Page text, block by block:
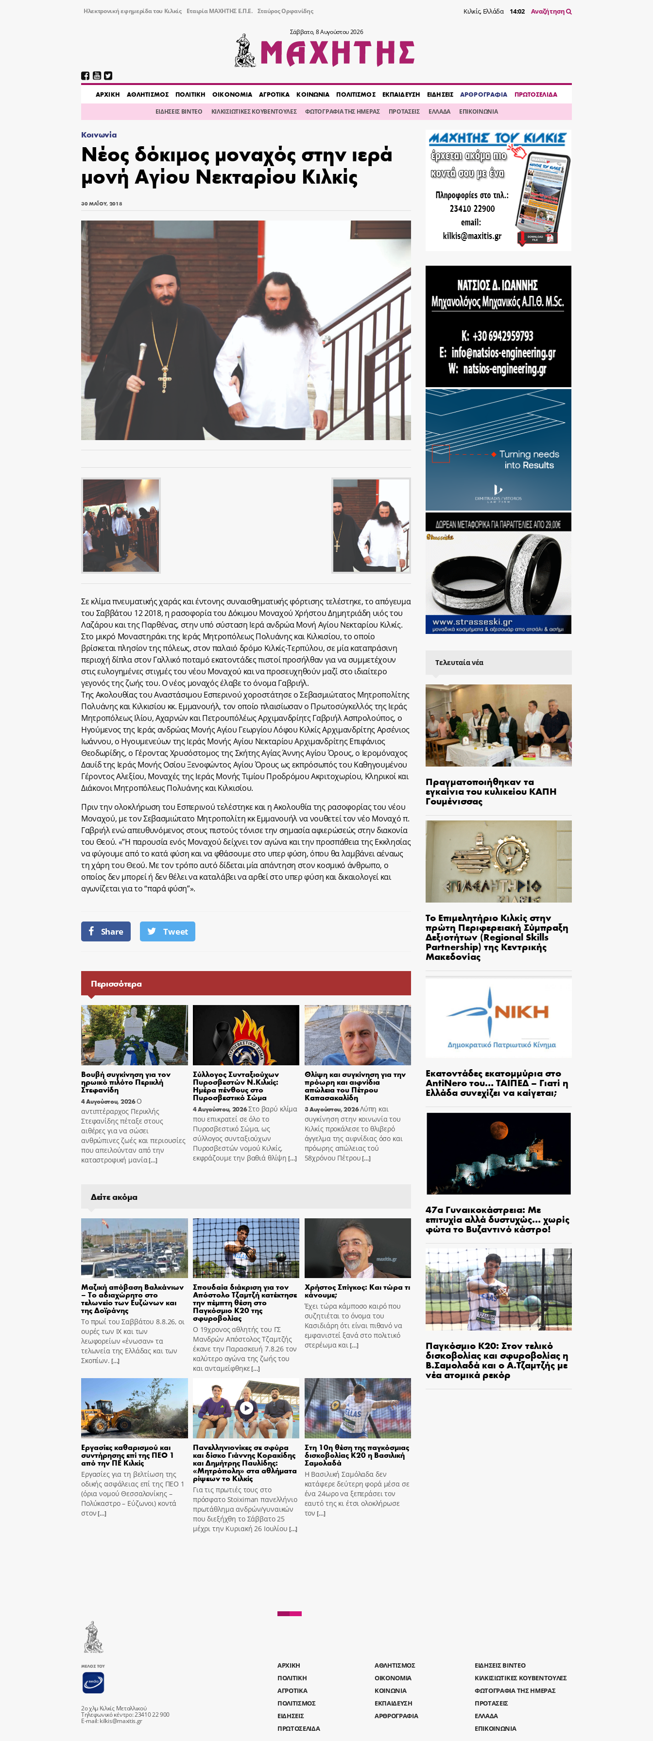
Ηλεκτρονική εφημερίδα του Κιλκίς Εταιρία ΜΑΧΗΤΗΣ Ε.Π.Ε. Σταύρος Ορφανίδης Κιλκίς, Ελλάδα 14:02 Αναζήτηση
Σάββατο, 8 Αυγούστου 2026
AΡΧΙΚΗ ΑΘΛΗΤΙΣΜΟΣ ΠΟΛΙΤΙΚΗ ΟΙΚΟΝΟΜΙΑ ΑΓΡΟΤΙΚΑ ΚΟΙΝΩΝΙΑ ΠΟΛΙΤΙΣΜΟΣ ΕΚΠΑΙΔΕΥΣΗ ΕΙΔΗΣΕΙΣ ΑΡΘΡΟΓΡΑΦΙΑ ΠΡΩΤΟΣΕΛΙΔΑ
ΕΙΔΗΣΕΙΣ ΒΙΝΤΕΟ ΚΙΛΚΙΣΙΩΤΙΚΕΣ ΚΟΥΒΕΝΤΟΥΛΕΣ ΦΩΤΟΓΡΑΦΙΑ ΤΗΣ ΗΜΕΡΑΣ ΠΡΟΤΑΣΕΙΣ ΕΛΛΑΔΑ ΕΠΙΚΟΙΝΩΝΙΑ
Κοινωνία
Νέος δόκιμος μοναχός στην ιερά
μονή Αγίου Νεκταρίου Κιλκίς
30 ΜΑΪ́ΟΥ, 2018
Σε κλίμα πνευματικής χαράς και έντονης συναισθηματικής φόρτισης τελέστηκε, το απόγευμα
του Σαββάτου 12 2018, η ρασοφορία του Δόκιμου Μοναχού Χρήστου Δημητριάδη υιός του
Λαζάρου και της Παρθένας, στην υπό σύσταση Ιερά ανδρώα Μονή Αγίου Νεκταρίου Κιλκίς.
Στο μικρό Μοναστηράκι της Ιεράς Μητροπόλεως Πολυάνης και Κιλκισίου, το οποίο
βρίσκεται πλησίον της πόλεως, στον παλαιό δρόμο Κιλκίς-Τερπύλου, σε μία καταπράσινη
περιοχή δίπλα στον Γαλλικό ποταμό εκατοντάδες πιστοί προσήλθαν για να συμμετέχουν
στις ευλογημένες στιγμές του νέου Μοναχού και να προσευχηθούν μαζί στο ιδιαίτερο
γεγονός της ζωής του. Ο νέος μοναχός έλαβε το όνομα Γαβριήλ.
Της Ακολουθίας του Αναστάσιμου Εσπερινού χοροστάτησε ο Σεβασμιώτατος Μητροπολίτης
Πολυάνης και Κιλκισίου κκ. Εμμανουήλ, τον οποίο πλαισίωσαν ο Πρωτοσύγκελλός της Ιεράς
Μητροπόλεως Ιλίου, Αχαρνών και Πετρουπόλέως Αρχιμανδρίητς Γαβριήλ Ασπρολούπος, ο
Ηγούμενος της Ιεράς ανδρώας Μονής Αγίου Γεωργίου Λόφου Κιλκίς Αρχιμανδρίτης Αρσένιος
Ιωάννου, ο Ηγουμενεύων της Ιεράς Μονής Αγίου Νεκταρίου Αρχιμανδρίτης Επιφάνιος
Θεοδωρίδης, ο Γέροντας Χρυσόστομος της Σκήτης Αγίας Άννης Αγίου Όρους, ο Ιερομόναχος
Δαυίδ της Ιεράς Μονής Οσίου Ξενοφώντος Αγίου Όρους ως εκπρόσωπός του Καθηγουμένου
Γέροντος Αλεξίου, Μοναχές της Ιεράς Μονής Τιμίου Προδρόμου Ακριτοχωρίου, Κληρικοί και
Διάκονοι Μητροπόλεως Πολυάνης και Κιλκισίου.
Πριν την ολοκλήρωση του Εσπερινού τελέστηκε και η Ακολουθία της ρασοφορίας του νέου
Μοναχού, με τον Σεβασμιώτατο Μητροπολίτη κκ Εμμανουήλ να νουθετεί τον νέο Μοναχό π.
Γαβριήλ ενώ απευθυνόμενος στους πιστούς τόνισε την σημασία αφιερώσεώς στην διακονία
του Θεού. «”Η παρουσία ενός Μοναχού δείχνει τον αγώνα και την προσπάθεια της Εκκλησίας
να φύγουμε από το κατά φύση και να φθάσουμε στο υπερ φύση, όπου θα λαμβάνει αέναως
τη χάρη του Θεού. Με τον τρόπο αυτό δίδεται μία απάντηση στον κοσμικό άνθρωπο, ο
οποίος δεν μπορεί ή δεν θέλει να καταλάβει να αρθεί στο υπερ φύση και δικαιολογεί και
αγωνίζεται για το “παρά φύση”».
Share Tweet
Περισσότερα
Βουβή συγκίνηση για τον
ηρωικό πιλότο Περικλή
Στεφανίδη
4 Αυγούστου, 2026Ο
αντιπτέραρχος Περικλής
Στεφανίδης πέταξε στους
αιθέρες για να σώσει
ανθρώπινες ζωές και περιουσίες
που απειλούνταν από την
καταστροφική μανία[…]
Σύλλογος Συνταξιούχων
Πυροσβεστών Ν.Κιλκίς:
Ημέρα πένθους στο
Πυροσβεστικό Σώμα
4 Αυγούστου, 2026Στο βαρύ κλίμα
που επικρατεί σε όλο το
Πυροσβεστικό Σώμα, ως
σύλλογος συνταξιούχων
Πυροσβεστών νομού Κιλκίς,
εκφράζουμε την βαθιά θλίψη […]
Θλίψη και συγκίνηση για την
πρόωρη και αιφνίδια
απώλεια του Πέτρου
Καπασακαλίδη
3 Αυγούστου, 2026Λύπη και
συγκίνηση στην κοινωνία του
Κιλκίς προκάλεσε το θλιβερό
άγγελμα της αιφνίδιας όσο και
πρόωρης απώλειας τού
58χρόνου Πέτρου[…]
Δείτε ακόμα
Μαζική απόβαση Βαλκάνιων
– Το αδιαχώρητο στο
τελωνείο των Ευζώνων και
της Δοϊράνης
Το πρωί του Σαββάτου 8.8.26, οι
ουρές των ΙΧ και των
λεωφορείων «ένωσαν» τα
τελωνεία της Ελλάδας και των
Σκοπίων. […]
Σπουδαία διάκριση για τον
Απόστολο Τζαμτζή κατέκτησε
την πέμπτη θέση στο
Παγκόσμιο Κ20 της
σφυροβολίας
Ο 19χρονος αθλητής του ΓΣ
Μανδρών Απόστολος Τζαμτζής
έκανε την Παρασκευή 7.8.26 τον
καλύτερο αγώνα της ζωής του
και ανταμείφθηκε[…]
Χρήστος Σπίγκος: Και τώρα τι
κάνουμε;
Έχει τώρα κάμποσο καιρό που
συζητιέται το όνομα του
Κασιδιάρη ότι είναι πιθανό να
εμφανιστεί ξανά στο πολιτικό
στερέωμα και[…]
Εργασίες καθαρισμού και
συντήρησης επί της ΠΕΟ 1
από την ΠΕ Κιλκίς
Εργασίες για τη βελτίωση της
οδικής ασφάλειας επί της ΠΕΟ 1
(όρια νομού Θεσσαλονίκης –
Πολύκαστρο – Εύζωνοι) κοντά
στον[…]
Πανελληνιονίκες σε σφύρα
και δίσκο Γιάννης Κορακίδης
και Δημήτρης Παυλίδης:
«Μητρόπολη» στα αθλήματα
ρίψεων το Κιλκίς
Για τις πρωτιές τους στο
πρόσφατο Stoiximan πανελλήνιο
πρωτάθλημα ανδρών/γυναικών
που διεξήχθη το Σάββατο 25
μέχρι την Κυριακή 26 Ιουλίου […]
Στη 10η θέση της παγκόσμιας
δισκοβολίας Κ20 η Βασιλική
Σαμολαδά
Η Βασιλική Σαμόλαδα δεν
κατάφερε δεύτερη φορά μέσα σε
ένα 24ωρο να ξεπεράσει τον
εαυτό της κι έτσι ολοκλήρωσε
τον […]
Τελευταία νέα
Πραγματοποιήθηκαν τα
εγκαίνια του κυλικείου ΚΑΠΗ
Γουμένισσας
Το Επιμελητήριο Κιλκίς στην
πρώτη Περιφερειακή Σύμπραξη
Δεξιοτήτων (Regional Skills
Partnership) της Κεντρικής
Μακεδονίας
Εκατοντάδες εκατομμύρια στο
AntiNero του… ΤΑΙΠΕΔ – Γιατί η
Ελλάδα συνεχίζει να καίγεται;
47α Γυναικοκάστρεια: Με
επιτυχία αλλά δυστυχώς… χωρίς
φώτα το Βυζαντινό κάστρο!
Παγκόσμιο Κ20: Στον τελικό
δισκοβολίας και σφυροβολίας η
Β.Σαμολαδά και ο Α.Τζαμτζής με
νέα ατομικά ρεκόρ
2ο χλμ Κιλκίς Μεταλλικού
Τηλεφωνικό κέντρο: 23410 22 900
E-mail:kilkis@maxitis.gr
AΡΧΙΚΗ
ΑΘΛΗΤΙΣΜΟΣ
ΠΟΛΙΤΙΚΗ
ΟΙΚΟΝΟΜΙΑ
ΑΓΡΟΤΙΚΑ
ΚΟΙΝΩΝΙΑ
ΠΟΛΙΤΙΣΜΟΣ
ΕΚΠΑΙΔΕΥΣΗ
ΕΙΔΗΣΕΙΣ
ΑΡΘΡΟΓΡΑΦΙΑ
ΠΡΩΤΟΣΕΛΙΔΑ
ΕΙΔΗΣΕΙΣ ΒΙΝΤΕΟ
ΚΙΛΚΙΣΙΩΤΙΚΕΣ ΚΟΥΒΕΝΤΟΥΛΕΣ
ΦΩΤΟΓΡΑΦΙΑ ΤΗΣ ΗΜΕΡΑΣ
ΠΡΟΤΑΣΕΙΣ
ΕΛΛΑΔΑ
ΕΠΙΚΟΙΝΩΝΙΑ